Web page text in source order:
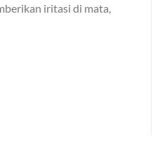
iritasi di mata,